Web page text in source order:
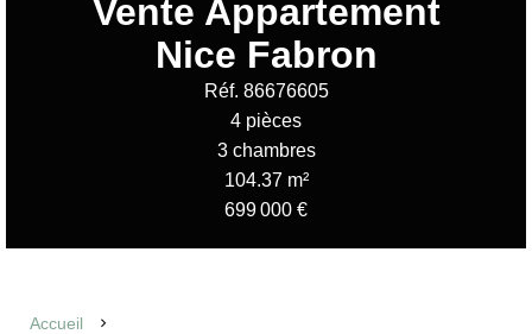
Vente Appartement
Nice Fabron
Réf. 86676605
4 pièces
3 chambres
104.37 m²
699 000 €
Accueil